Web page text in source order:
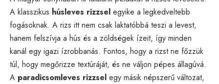
A klasszikus húsleves rizzsel egyike a legkedveltebb
fogásoknak. A rizs itt nem csak laktatóbbá teszi a levest,
hanem felszívja a hús és a zöldségek ízeit, így minden
kanál egy igazi ízrobbanás. Fontos, hogy a rizst ne főzzük
túl, hogy megőrizze textúráját, és ne váljon pépes állagúvá.
A paradicsomleves rizzsel egy másik népszerű változat,